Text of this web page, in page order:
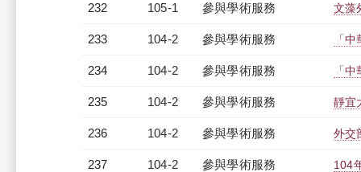
232 105-1 參與學術服務 文藻
233 104-2 參與學術服務 「
234 104-2 參與學術服務 「
235 104-2 參與學術服務 靜宜
236 104-2 參與學術服務 外交
237 104-2 參與學術服務 104